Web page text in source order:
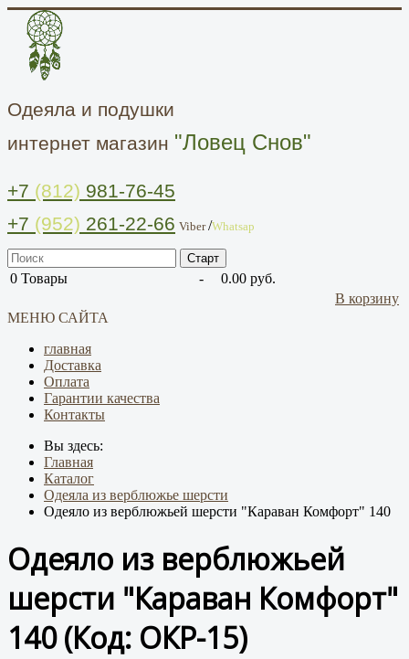
Одеяла и подушки
интернет магазин "Ловец Снов"
+7 (812) 981-76-45
+7 (952) 261-22-66 Viber/Whatsap
0 Товары -
0.00 руб.
В корзину
МЕНЮ САЙТА
главная
Доставка
Оплата
Гарантии качества
Контакты
Вы здесь:
Главная
Каталог
Одеяла из верблюжье шерсти
Одеяло из верблюжьей шерсти "Караван Комфорт" 140
Одеяло из верблюжьей
шерсти "Караван Комфорт"
140(Код: ОКР-15)